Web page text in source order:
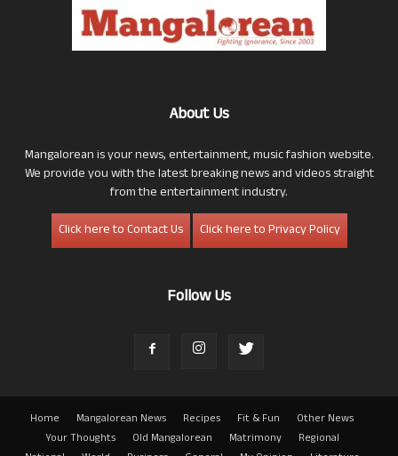
About Us
Mangalorean is your news, entertainment, music fashion website.
We provide you with the latest breaking news and videos straight
from the entertainment industry.
Click here to Contact Us
Click here to Privacy Policy
Follow Us
Home Mangalorean News Recipes Fit & Fun
Other News
Your Thoughts
Old Mangalorean Matrimony
Regional